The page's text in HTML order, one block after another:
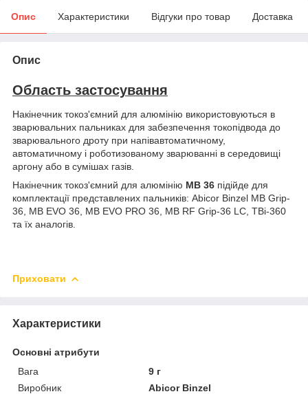
Опис Характеристики Відгуки про товар Доставка
Опис
Область застосування
Накінечник токоз'ємний для алюмінію використовуються в
зварювальних пальниках для забезпечення токопідвода до
зварювального дроту при напівавтоматичному,
автоматичному і роботизованому зварюванні в середовищі
аргону або в сумішах газів.
Накінечник токоз'ємний для алюмінію МВ 36 підійде для
комплектації представлених пальників: Abicor Binzel MB Grip-
36, MB EVO 36, MB EVO PRO 36, MB RF Grip-36 LC, TBi-360
та їх аналогів.
Приховати
Характеристики
Основні атрибути
Вага
9 г
Виробник
Abicor Binzel